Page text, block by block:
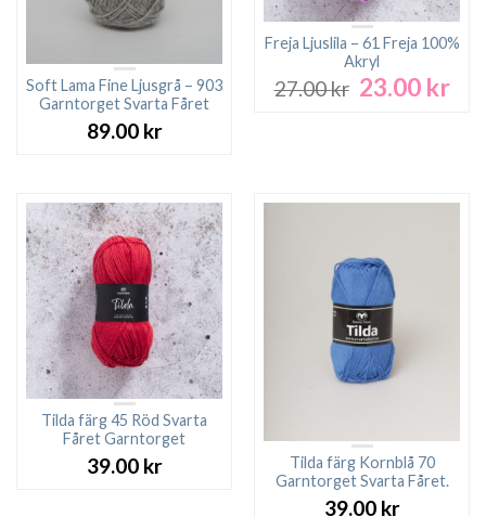
Soft Lama Fine Ljusgrå – 903
Garntorget Svarta Fåret
89.00 kr
Freja Ljuslila – 61 Freja 100%
Akryl
27.00kr Det
23.00 krDet
Tilda färg 45 Röd Svarta
Fåret Garntorget
39.00 kr
Tilda färg Kornblå 70
Garntorget Svarta Fåret.
39.00 kr